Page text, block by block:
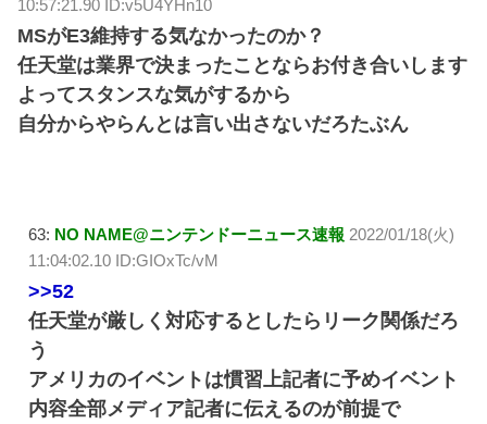
10:57:21.90 ID:v5U4YHn10
MSがE3維持する気なかったのか？
任天堂は業界で決まったことならお付き合いします
よってスタンスな気がするから
自分からやらんとは言い出さないだろたぶん
63: NO NAME@ニンテンドーニュース速報 2022/01/18(火)
11:04:02.10 ID:GIOxTc/vM
>>52
任天堂が厳しく対応するとしたらリーク関係だろ
う
アメリカのイベントは慣習上記者に予めイベント
内容全部メディア記者に伝えるのが前提で